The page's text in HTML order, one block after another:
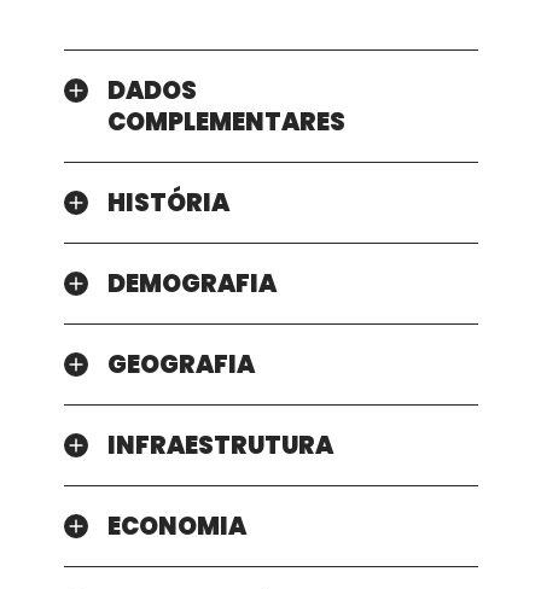
DADOS
COMPLEMENTARES
HISTÓRIA
DEMOGRAFIA
GEOGRAFIA
INFRAESTRUTURA
ECONOMIA